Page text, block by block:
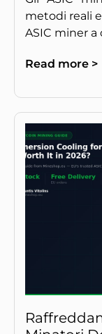
metodi reali
ASIC miner a
Read more >